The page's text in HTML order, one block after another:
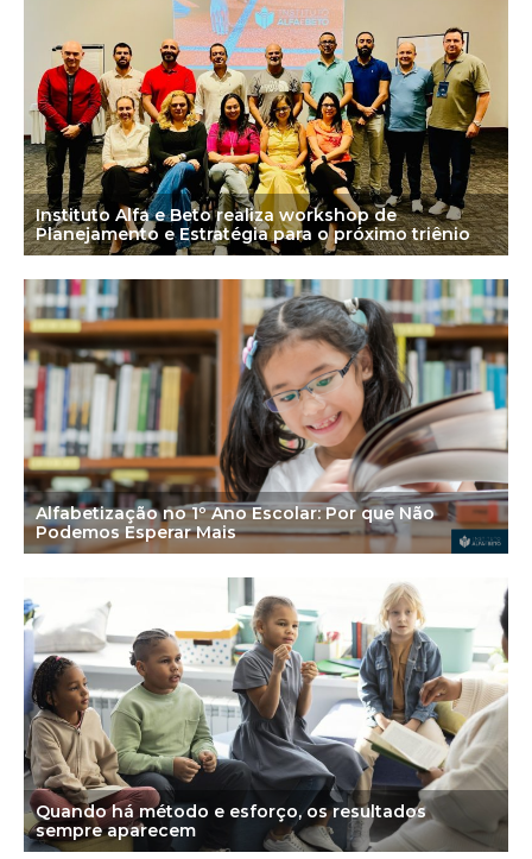
Instituto Alfa e Beto realiza workshop de
Planejamento e Estratégia para o próximo triênio
Alfabetização no 1º Ano Escolar: Por que Não
Podemos Esperar Mais
Quando há método e esforço, os resultados
sempre aparecem